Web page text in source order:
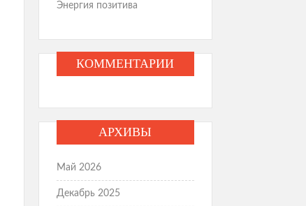
Энергия позитива
КОММЕНТАРИИ
АРХИВЫ
Май 2026
Декабрь 2025